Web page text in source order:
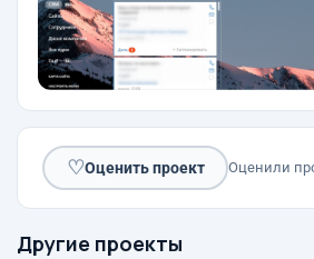
♡Оценить проект Оценили
Другие проекты